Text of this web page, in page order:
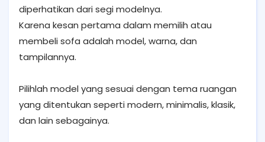
diperhatikan dari segi modelnya.
Karena kesan pertama dalam memilih atau
membeli sofa adalah model, warna, dan
tampilannya.
Pilihlah model yang sesuai dengan tema ruangan
yang ditentukan seperti modern, minimalis, klasik,
dan lain sebagainya.